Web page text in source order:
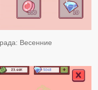
Весенние